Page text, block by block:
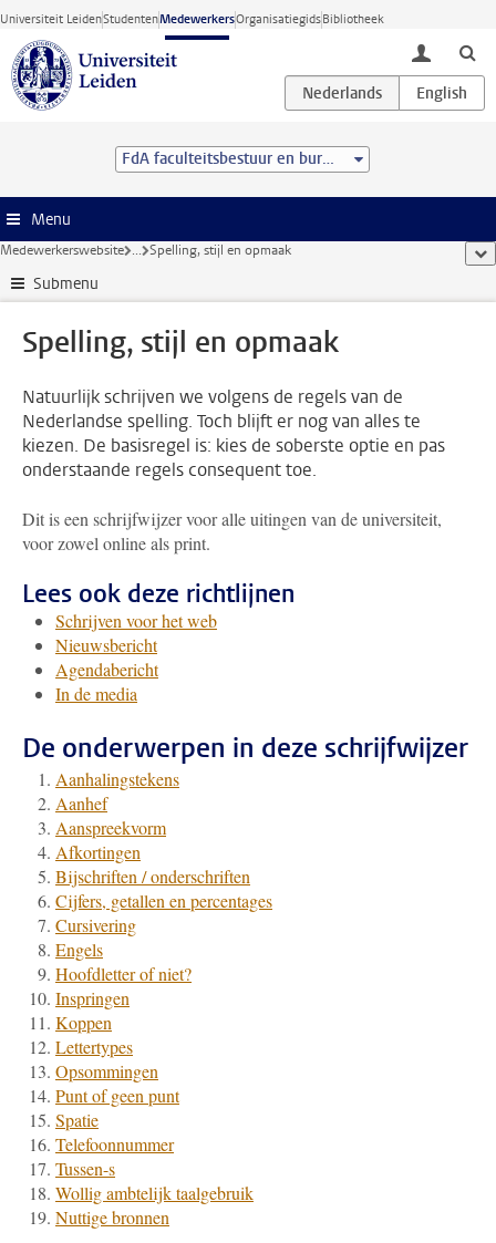
Ga direct naar de inhoud
Universiteit LeidenStudentenMedewerkersOrganisatiegidsBibliotheek
toggle
FdA faculteitsbestuur en bureau
Menu
Medewerkerswebsite ... Spelling, stijl en opmaak
Submenu
Spelling, stijl en opmaak
Natuurlijk schrijven we volgens de regels van de
Nederlandse spelling. Toch blijft er nog van alles te
kiezen. De basisregel is: kies de soberste optie en pas
onderstaande regels consequent toe.
Dit is een schrijfwijzer voor alle uitingen van de universiteit,
voor zowel online als print.
Lees ook deze richtlijnen
Schrijven voor het web
Nieuwsbericht
Agendabericht
In de media
De onderwerpen in deze schrijfwijzer
Aanhalingstekens
Aanhef
Aanspreekvorm
Afkortingen
Bijschriften / onderschriften
Cijfers, getallen en percentages
Cursivering
Engels
Hoofdletter of niet?
Inspringen
Koppen
Lettertypes
Opsommingen
Punt of geen punt
Spatie
Telefoonnummer
Tussen-s
Wollig ambtelijk taalgebruik
Nuttige bronnen